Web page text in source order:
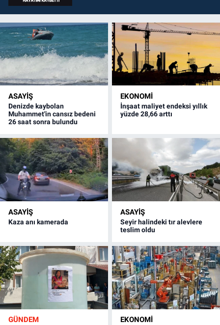
ASAYİŞ
Denizde kaybolan
Muhammet'in cansız bedeni
26 saat sonra bulundu
EKONOMİ
İnşaat maliyet endeksi yıllık
yüzde 28,66 arttı
ASAYİŞ
Kaza anı kamerada
ASAYİŞ
Seyir halindeki tır alevlere
teslim oldu
GÜNDEM EKONOMİ